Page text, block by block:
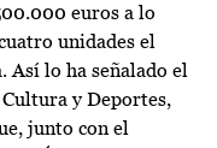
euros a lo
unidades el
Así lo ha señalado el
y Deportes,
junto con el